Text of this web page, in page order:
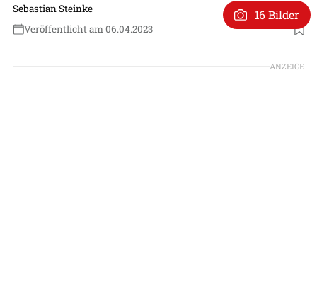
Sebastian Steinke
Veröffentlicht am 06.04.2023
16 Bilder
ANZEIGE